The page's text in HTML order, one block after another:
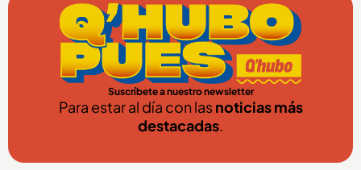
Suscríbete a nuestro newsletter
Para estar al día con lasnoticias más
destacadas.